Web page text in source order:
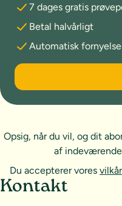
7 dages gratis
Betal halvårligt
Automatisk fornyelse
6 måneder
Opsig, når du vil, og dit
af
Du accepterer vores vilkår
Sideoversigt
Kontakt